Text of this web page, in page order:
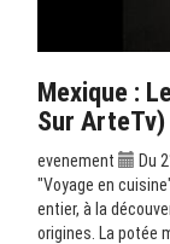
Mexique :
Sur ArteTv)
evenement
Du
"Voyage en
entier, à la
origines. La potée